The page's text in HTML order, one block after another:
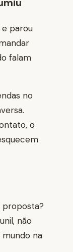
parou
falam
no
o
proposta?
não
na